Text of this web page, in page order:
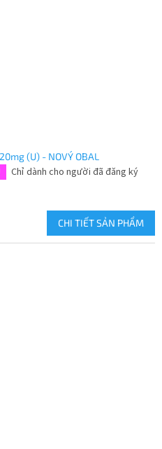
(U) - NOVÝ OBAL
Chỉ dành cho người đã đăng ký
CHI TIẾT SẢN PHẨM